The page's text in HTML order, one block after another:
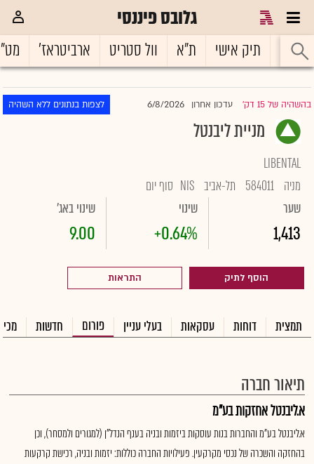
גלובס פיננסי
ראשי תיק אישי ת"א וול סטריט ארביטראז'
בהשהיה של 15 דק' |עדכון אחרון 6/8/2026 לצפות בנתונים ללא השהיה
מניית ליבנטל
LIBENTAL
מניה 584011 תל-אביב NIS סוף יום
שער
1,413
שינוי
+0.64%
שינוי באג'
9.00
הוסף לתיק התראות
תמצית דוחות עסקאות בעלי עניין פורום חדשות
תיאור חברה
א.ליבנטל אחזקות בע"מ
א.ליבנטל בע"מ והחברות בנות עוסקות ביזמות ובניה בענף הנדל"ן (למגורים ולמסחר), וכן
בהחזקה והשכרה של נכסי מקרקעין. פעילויות החברה כוללות: יזמות ובניה, רכישת קרקעות